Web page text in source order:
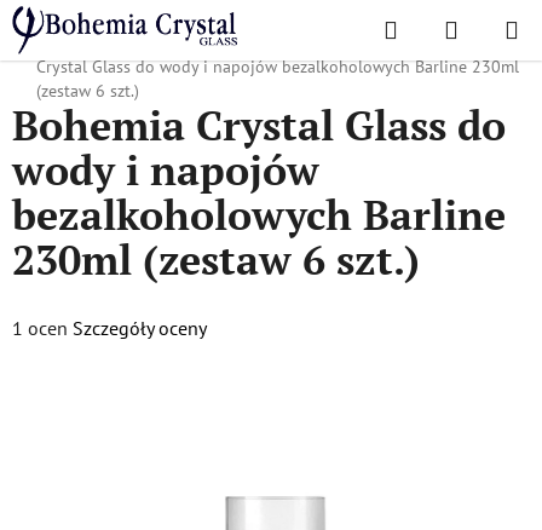
Przejść
do
treści
Szukaj KOSZYK
Home
/ Popularne kolekcje / Dla firm i agencji reklamowych /
Bohemia
Crystal Glass do wody i napojów bezalkoholowych Barline 230ml
(zestaw 6 szt.)
Bohemia Crystal Glass do
wody i napojów
bezalkoholowych Barline
230ml (zestaw 6 szt.)
Średnia
1 ocen Szczegóły oceny